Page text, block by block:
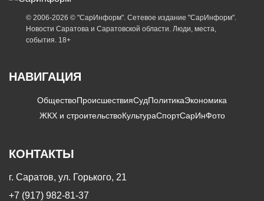
© 2006-2026 © "СарИнформ". Сетевое издание "СарИнформ".
Новости Саратова и Саратовской области. Люди, места,
события. 18+
НАВИГАЦИЯ
ОбществоПроисшествияСудПолитикаЭкономика
ЖКХ и строительствоКультураСпортСарИнФото
КОНТАКТЫ
г. Саратов, ул. Горького, 21
+7 (917) 982-81-37